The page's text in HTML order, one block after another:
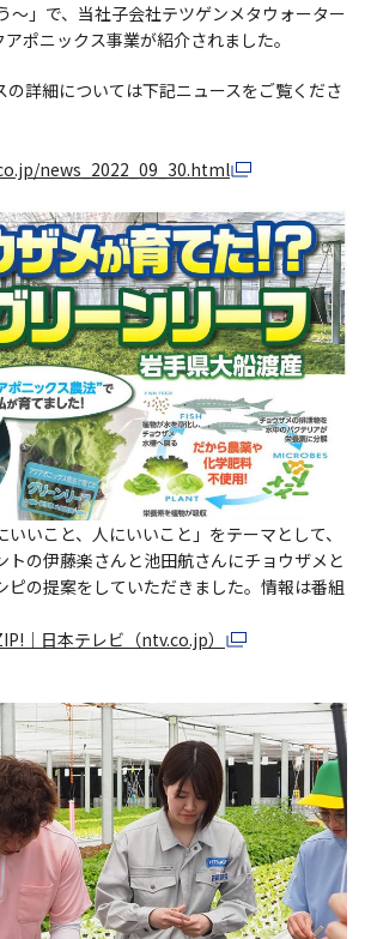
～」で、当社子会社テツゲンメタウォーター
ポニックス事業が紹介されました。
詳細については下記ニュースをご覧くださ
news_2022_09_30.html
いこと、人にいいこと」をテーマとして、
トの伊藤楽さんと池田航さんにチョウザメと
ピの提案をしていただきました。情報は番組
｜日本テレビ（ntv.co.jp）